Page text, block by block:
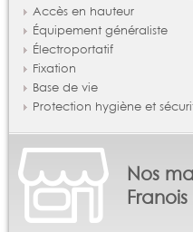
Accès en hauteur
Équipement généraliste
Électroportatif
Fixation
Base de vie
Protection hygiène et
Nos